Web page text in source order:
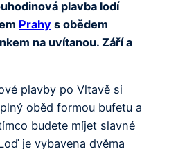
plavba lodí
Prahy s obědem
na uvítanou. Září a
plavby po Vltavě si
oběd formou bufetu a
budete míjet slavné
je vybavena dvěma